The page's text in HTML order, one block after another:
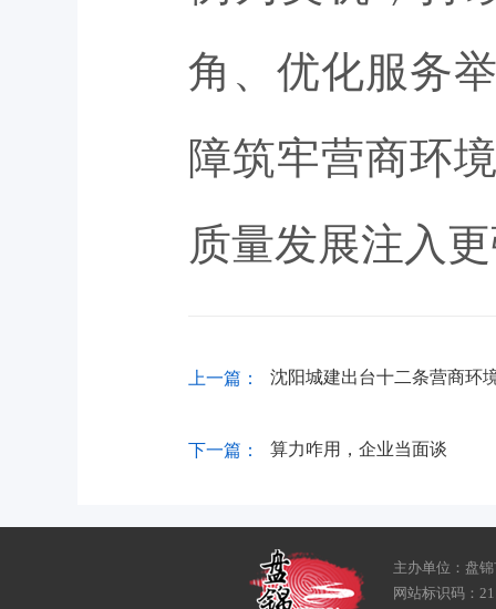
角、优化服务
障筑牢营商环
质量发展注入
上一篇： 沈阳城建出台十二条营商环
下一篇： 算力咋用，企业当面谈
主办单位：盘
网站标识码：